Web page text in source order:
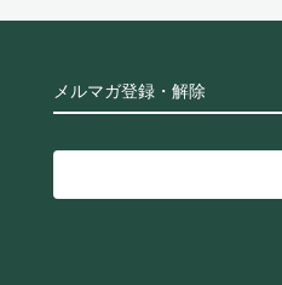
メルマガ登録・解除